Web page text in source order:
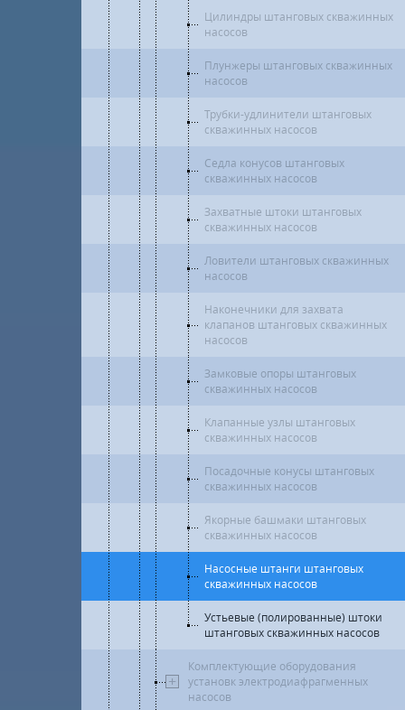
Цилиндры штанговых скважинных
насосов
Плунжеры штанговых скважинных
насосов
Трубки-удлинители штанговых
скважинных насосов
Седла конусов штанговых
скважинных насосов
Захватные штоки штанговых
скважинных насосов
Ловители штанговых скважинных
насосов
Наконечники для захвата
клапанов штанговых скважинных
насосов
Замковые опоры штанговых
скважинных насосов
Клапанные узлы штанговых
скважинных насосов
Посадочные конусы штанговых
скважинных насосов
Якорные башмаки штанговых
скважинных насосов
Насосные штанги штанговых
скважинных насосов
Устьевые (полированные) штоки
штанговых скважинных насосов
Комплектующие оборудования
установк электродиафрагменных
насосов